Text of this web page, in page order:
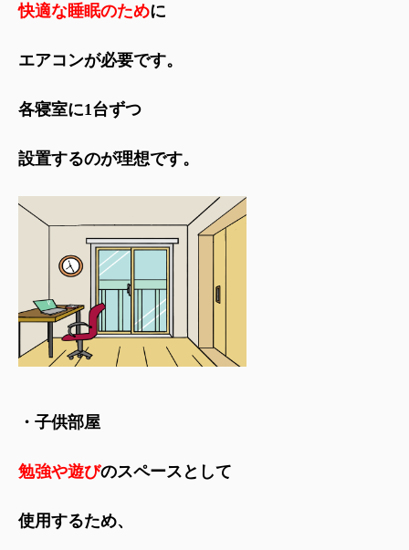
快適な睡眠のために
エアコンが必要です。
各寝室に1台ずつ
設置するのが理想です。
・子供部屋
勉強や遊びのスペースとして
使用するため、